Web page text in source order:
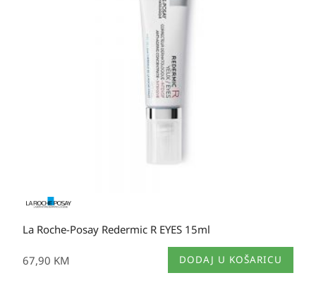
La Roche-Posay Redermic R EYES 15ml
67,90 KM DODAJ U KOŠARICU